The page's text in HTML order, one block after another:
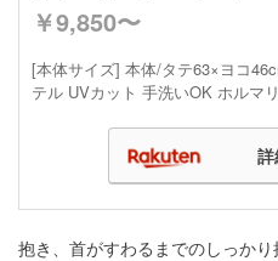
￥9,850〜
[本体サイズ] 本体/タテ63×ヨコ
テル UVカット 手洗いOK ホルマ
抱き、首がすわるまでのしっか